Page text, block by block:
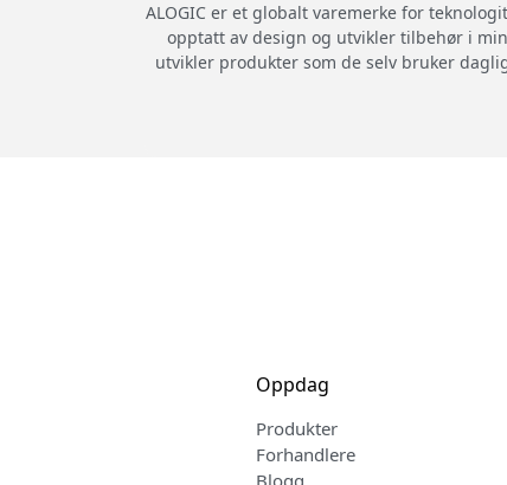
ALOGIC er et globalt varemerke for
opptatt av design og utvikler tilbehør i
utvikler produkter som de selv bruker
Oppdag
Produkter
Forhandlere